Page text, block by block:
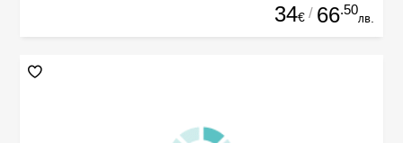
34€ / 66.50
лв.